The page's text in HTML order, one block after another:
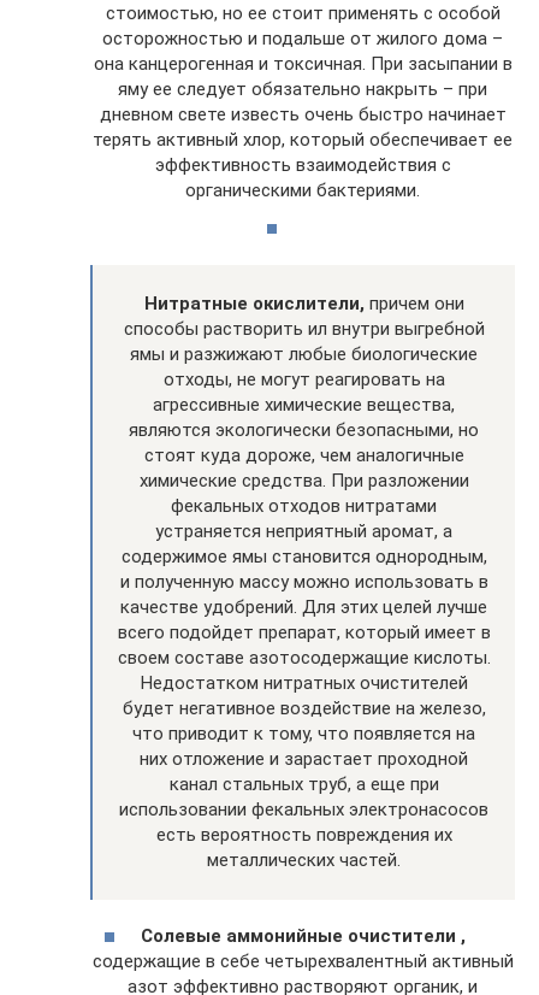
стоимостью, но ее стоит применять с особой
осторожностью и подальше от жилого дома –
она канцерогенная и токсичная. При засыпании в
яму ее следует обязательно накрыть – при
дневном свете известь очень быстро начинает
терять активный хлор, который обеспечивает ее
эффективность взаимодействия с
органическими бактериями.
Нитратные окислители, причем они
способы растворить ил внутри выгребной
ямы и разжижают любые биологические
отходы, не могут реагировать на
агрессивные химические вещества,
являются экологически безопасными, но
стоят куда дороже, чем аналогичные
химические средства. При разложении
фекальных отходов нитратами
устраняется неприятный аромат, а
содержимое ямы становится однородным,
и полученную массу можно использовать в
качестве удобрений. Для этих целей лучше
всего подойдет препарат, который имеет в
своем составе азотосодержащие кислоты.
Недостатком нитратных очистителей
будет негативное воздействие на железо,
что приводит к тому, что появляется на
них отложение и зарастает проходной
канал стальных труб, а еще при
использовании фекальных электронасосов
есть вероятность повреждения их
металлических частей.
Солевые аммонийные очистители ,
содержащие в себе четырехвалентный активный
азот эффективно растворяют органик, и